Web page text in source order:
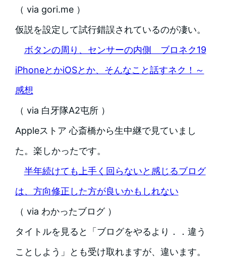
（ via gori.me ）
仮説を設定して試行錯誤されているのが凄い。
ボタンの周り、センサーの内側 ブロネク19
iPhoneとかiOSとか、そんなこと話すネク！～
感想
（ via 白牙隊A2屯所 ）
Appleストア 心斎橋から生中継で見ていまし
た。楽しかったです。
半年続けても上手く回らないと感じるブログ
は、方向修正した方が良いかもしれない
（ via わかったブログ ）
タイトルを見ると「ブログをやるより．．違う
ことしよう」とも受け取れますが、違います。